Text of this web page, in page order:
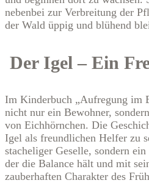
nebenbei zur Verbreitung der
der Wald üppig und blühend
Der Igel – Ein
Im Kinderbuch „Aufregung im
nicht nur ein Bewohner,
von Eichhörnchen. Die
Igel als freundlichen Helfer zu
stacheliger Geselle, sondern
der die Balance hält und mit
zauberhaften Charakter des